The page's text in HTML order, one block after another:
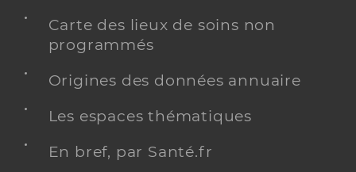
Carte des lieux de soins non
programmés
Origines des données annuaire
Les espaces thématiques
En bref, par Santé.fr